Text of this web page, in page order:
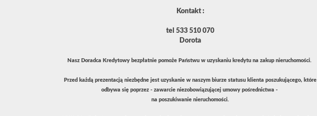
Kontakt :
tel 533 510 070
Dorota
Nasz Doradca Kredytowy bezpłatnie pomoże Państwu w uzyskaniu kredytu na zakup nieruchomości.
Przed każdą prezentacją niezbędne jest uzyskanie w naszym biurze statusu klienta poszukującego, które
odbywa się poprzez - zawarcie niezobowiązującej umowy pośrednictwa -
na poszukiwanie nieruchomości.